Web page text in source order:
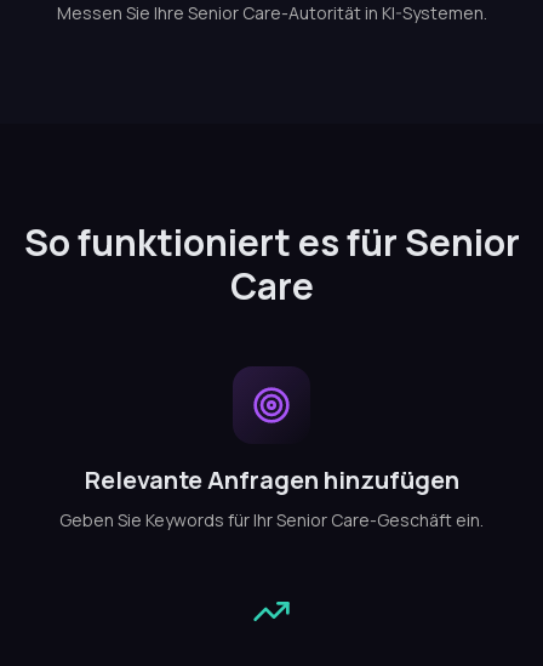
Messen Sie Ihre Senior Care-Autorität in KI-Systemen.
So funktioniert es für Senior
Care
Relevante Anfragen hinzufügen
Geben Sie Keywords für Ihr Senior Care-Geschäft ein.